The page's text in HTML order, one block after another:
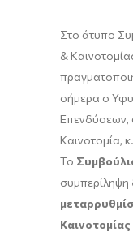
Στο άτυπο
&
σήμερα ο
Επενδύσεων,
Καινοτομία, κ.
Το
συμπερίληψη
Καινοτομίας